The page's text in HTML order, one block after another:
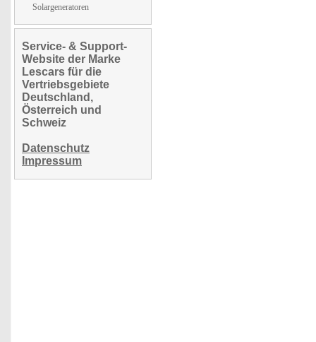
Solargeneratoren
Service- & Support-
Website der Marke
Lescars für die
Vertriebsgebiete
Deutschland,
Österreich und
Schweiz
Datenschutz
Impressum